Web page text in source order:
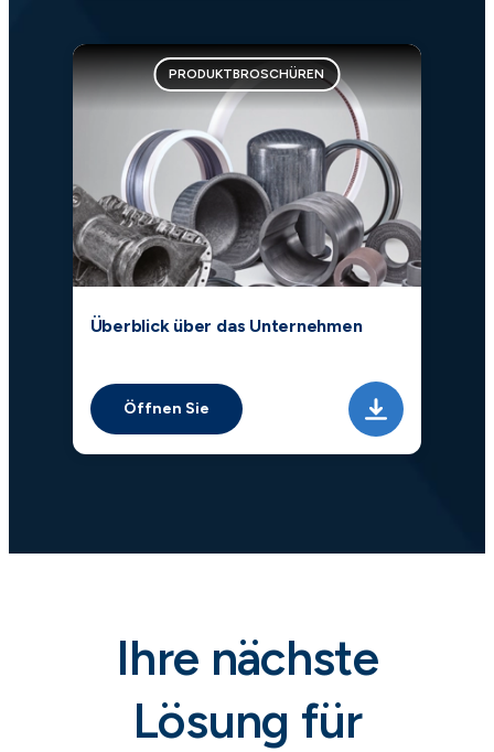
PRODUKTBROSCHÜREN
Überblick über das Unternehmen
Öffnen Sie
Ihre nächste
Lösung für